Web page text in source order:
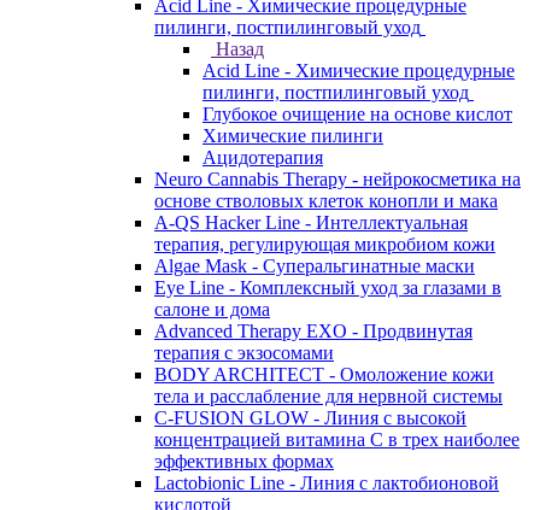
Acid Line - Химические процедурные
пилинги, постпилинговый уход
Назад
Acid Line - Химические процедурные
пилинги, постпилинговый уход
Глубокое очищение на основе кислот
Химические пилинги
Ацидотерапия
Neuro Cannabis Therapy - нейрокосметика на
основе стволовых клеток конопли и мака
A-QS Hacker Line - Интеллектуальная
терапия, регулирующая микробиом кожи
Algae Mask - Суперальгинатные маски
Eye Line - Комплексный уход за глазами в
салоне и дома
Advanced Therapy EXO - Продвинутая
терапия с экзосомами
BODY ARCHITECT - Омоложение кожи
тела и расслабление для нервной системы
C-FUSION GLOW - Линия с высокой
концентрацией витамина C в трех наиболее
эффективных формах
Lactobionic Line - Линия с лактобионовой
кислотой